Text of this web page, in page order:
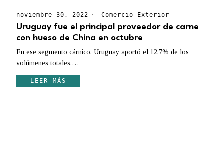
noviembre 30, 2022 Comercio Exterior
Uruguay fue el principal proveedor de carne
con hueso de China en octubre
En ese segmento cárnico, Uruguay aportó el 12,7% de los
volúmenes totales.…
LEER MÁS